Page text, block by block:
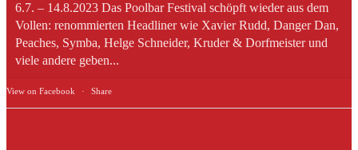
6.7. – 14.8.2023 Das Poolbar Festival schöpft wieder aus dem
Vollen: renommierten Headliner wie Xavier Rudd, Danger Dan,
Peaches, Symba, Helge Schneider, Kruder & Dorfmeister und
viele andere geben...
View on Facebook · Share